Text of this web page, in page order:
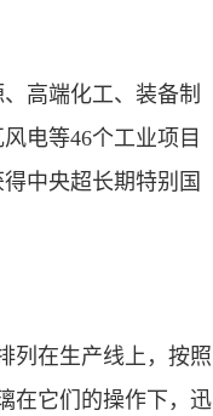
高端化工、装备制
电等46个工业项目
中央超长期特别国
列在生产线上，按照
在它们的操作下，迅